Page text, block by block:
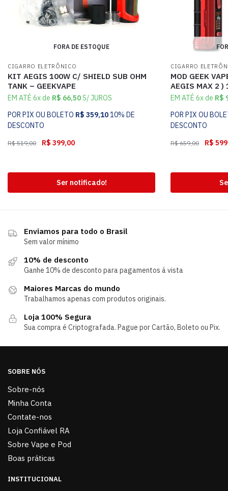
FORA DE ESTOQUE
CIGARRO ELETRÔNICO
KIT AEGIS 100W C/ SHIELD SUB OHM
TANK – GEEKVAPE
EM ATÉ 6x de R$ 66,50S/ JUROS
POR PIX OU BOLETO R$ 359,1010% DE
DESCONTO
R$519,00 R$ 399,00
Ser notificado!
CIGARRO
MOD GEEK
AEGIS MAX 2 )
EM ATÉ 6x de R$
POR PIX OU
DESCONTO
R$659,00 R$
Enviamos para todo o Brasil
Sem valor mínimo
10% de desconto
Ganhe 10% de desconto para pagamentos á vista
Maiores Marcas do mundo
Trabalhamos apenas com produtos originais.
Loja 100% Segura
Sua compra é Criptografada. Pague por Cartão, Boleto ou Pix.
SOBRE NÓS
Sobre-nós
Minha Conta
Contate-nos
Loja Confiável RA
Sobre Vape e Pod
Boas práticas
INSTITUCIONAL